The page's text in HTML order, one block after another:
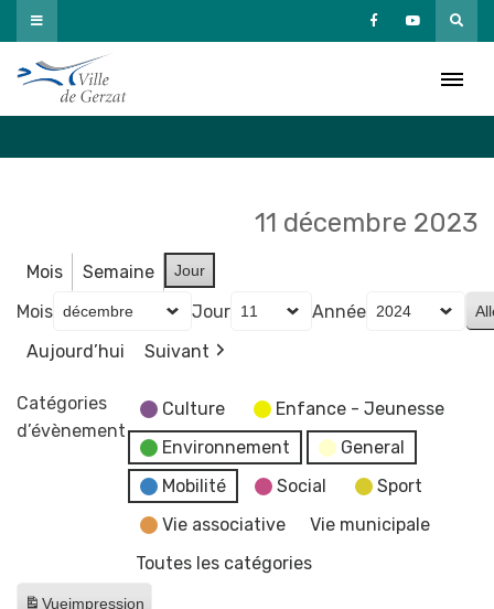
Passer
au
contenu
11 décembre 2023
Mois Semaine Jour
Mois Jour
Année
Aujourd’hui
Suivant
Catégories
d’évènement
Culture
Enfance - Jeunesse
Environnement
General
Mobilité
Social
Sport
Vie associative
Vie municipale
Toutes les catégories
Vueimpression